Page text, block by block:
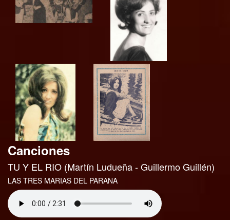
Canciones
TU Y EL RIO (Martín Ludueña - Guillermo Guillén)
LAS TRES MARIAS DEL PARANA